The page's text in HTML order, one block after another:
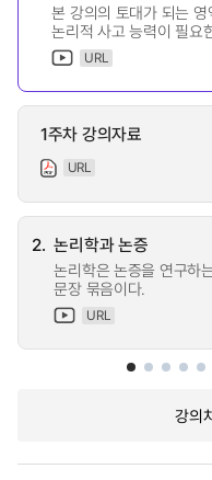
본 강의의 토대가 되는 영
논리적 사고 능력이 필요
URL
1주차 강의자료
URL
2. 논리학과 논증
논리학은 논증을 연구하
문장 묶음이다.
URL
강의